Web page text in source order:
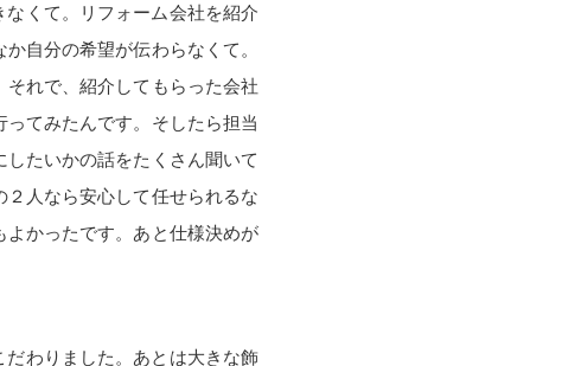
くて。リフォーム会社を紹介
自分の希望が伝わらなくて。
れで、紹介してもらった会社
てみたんです。そしたら担当
たいかの話をたくさん聞いて
人なら安心して任せられるな
かったです。あと仕様決めが
わりました。あとは大きな飾